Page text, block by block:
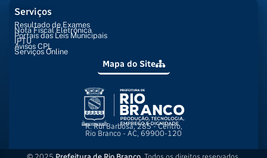
Serviços
Resultado de Exames
Nota Fiscal Eletrônica
Portais das Leis Municipais
IPTU
Avisos CPL
Serviços Online
Mapa do Site
R. Rui Barbosa, 285 - Centro,
Rio Branco - AC, 69900-120